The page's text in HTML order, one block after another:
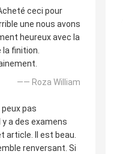
ceci pour
une nous avons
heureux avec la
la finition.
—— Roza William
pas
a des examens
article. Il est beau.
renversant. Si